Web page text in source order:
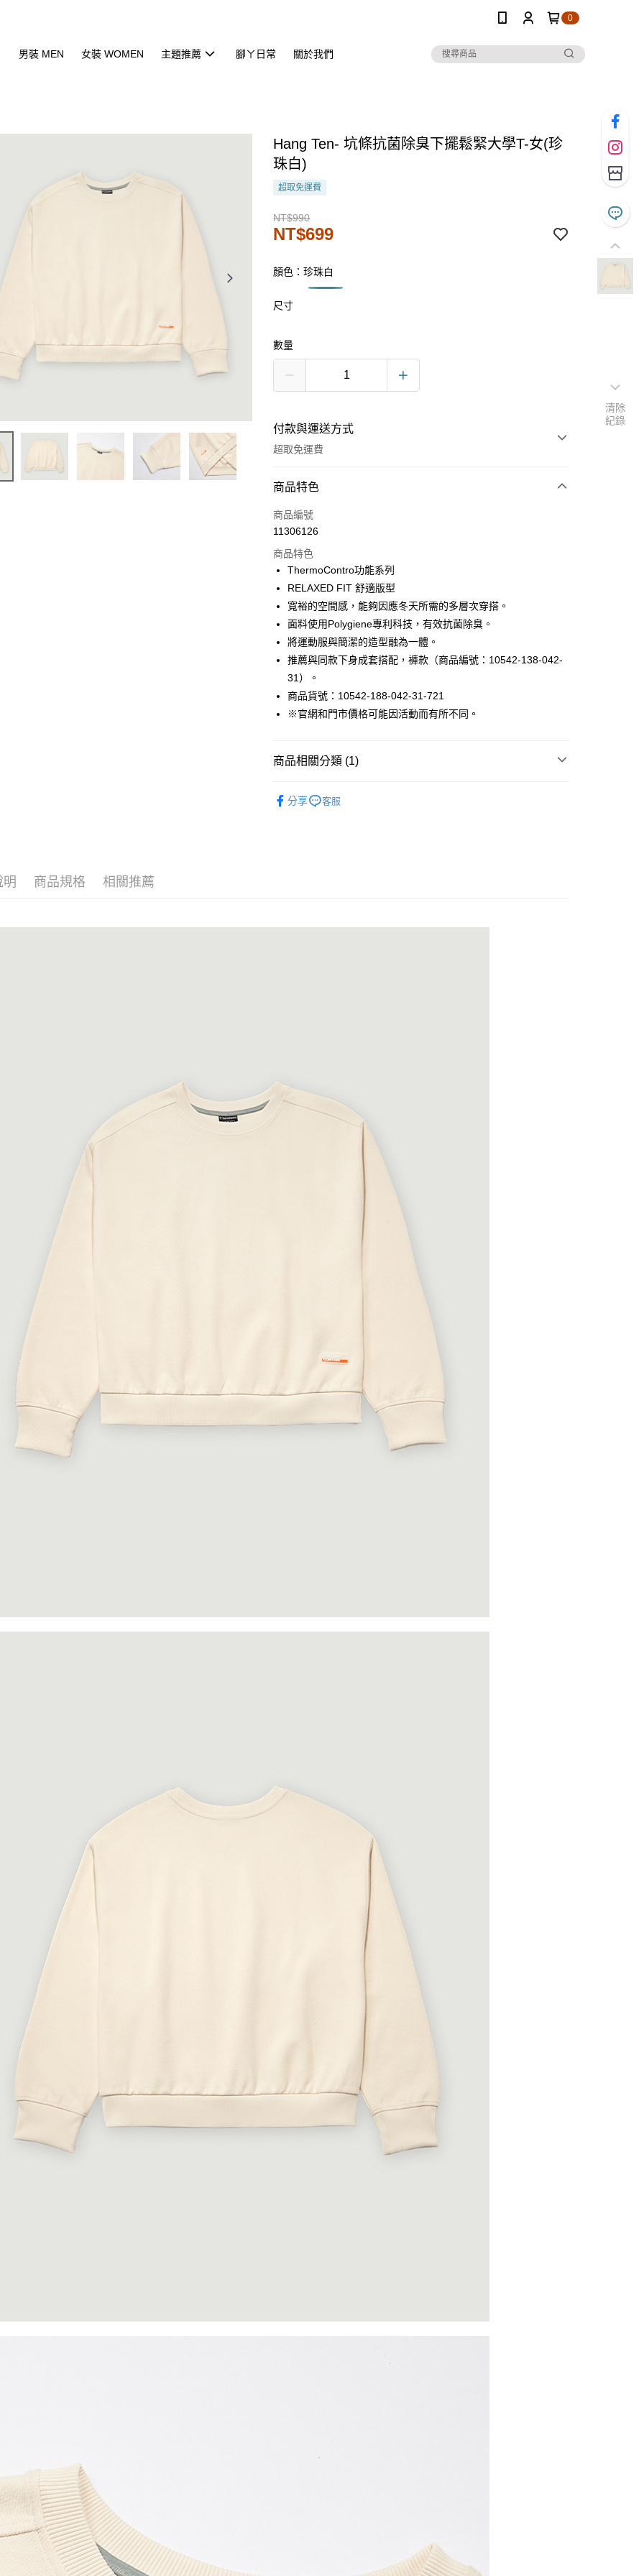
0
男裝 MEN 女裝 WOMEN 主題推薦 腳ㄚ日常 關於我們
Hang Ten- 坑條抗菌除臭下擺鬆緊大學T-女(珍
珠白)
超取免運費
NT$990
NT$699
顏色：珍珠白
尺寸
數量
付款與運送方式
超取免運費
付款方式
信用卡一次付款
Apple Pay
街口支付
悠遊付
Google Pay
貨到付款
運送方式
免運費
免運費
貨到付款
商品特色
商品編號
11306126
商品特色
ThermoContro功能系列
RELAXED FIT 舒適版型
寬裕的空間感，能夠因應冬天所需的多層次穿搭。
面料使用Polygiene專利科技，有效抗菌除臭。
將運動服與簡潔的造型融為一體。
推薦與同款下身成套搭配，褲款（商品編號：10542-138-042-
31）。
商品貨號：10542-188-042-31-721
※官網和門市價格可能因活動而有所不同。
商品相關分類 (1)
分享
客服
明 商品規格 相關推薦
清除
紀錄